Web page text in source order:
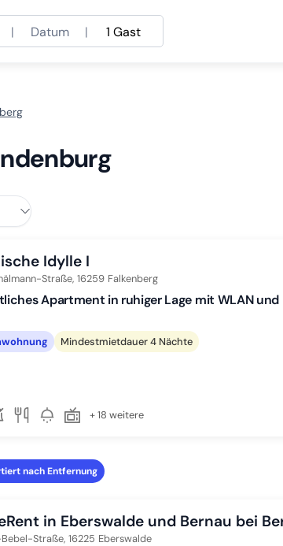
| Datum | 1 Gast
Idylle I
Straße, 16259 Falkenberg
Apartment in ruhiger Lage mit WLAN
Mindestmietdauer 4 Nächte
+ 18 weitere
nach Entfernung
in Eberswalde und Bernau bei
Straße, 16225 Eberswalde